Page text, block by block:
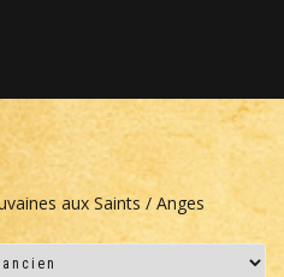
aux Saints / Anges